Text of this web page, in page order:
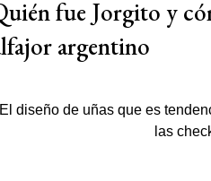
fue Jorgito y
argentino